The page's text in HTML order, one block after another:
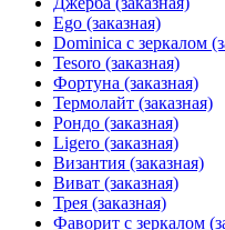
Ego (заказная)
Dominica с зеркалом
Tesoro (заказная)
Фортуна (заказная)
Термолайт (заказная)
Рондо (заказная)
Ligero (заказная)
Византия (заказная)
Виват (заказная)
Трея (заказная)
Фаворит с зеркалом